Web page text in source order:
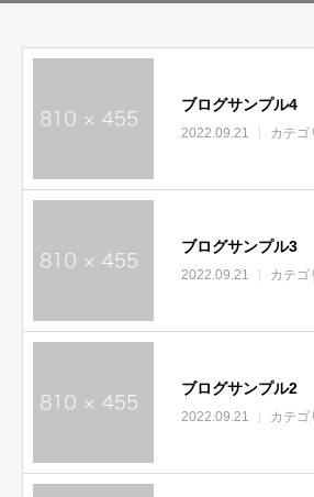
ブログサンプル4
2022.09.21 カテゴ
ブログサンプル3
2022.09.21 カテゴ
ブログサンプル2
2022.09.21 カテゴ